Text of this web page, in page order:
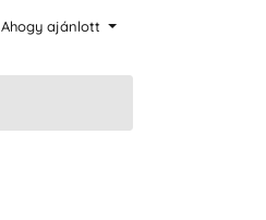
Ahogy ajánlott